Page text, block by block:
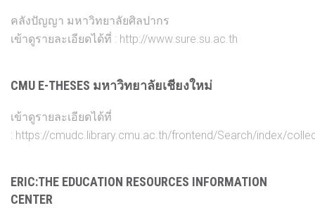
คลังปัญญา มหาวิทยาลัยศิลปากร
เข้าดูรายละเอียดได้ที่ : http://www.sure.su.ac.th
CMU E-THESES มหาวิทยาลัยเชียงใหม่
เข้าดูรายละเอียดได้ที่
: https://cmudc.library.cmu.ac.th/frontend/Search/index/
ERIC:THE EDUCATION RESOURCES INFORMATION
CENTER